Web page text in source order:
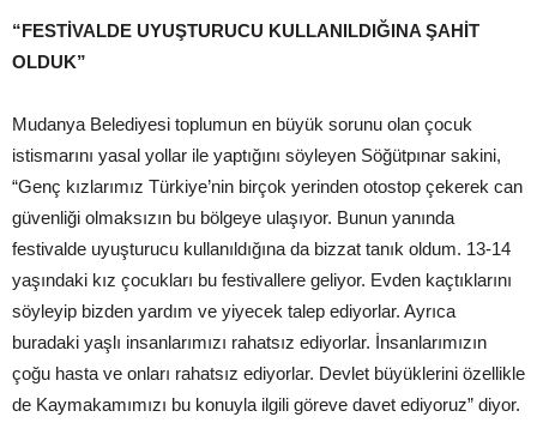
“FESTİVALDE UYUŞTURUCU KULLANILDIĞINA ŞAHİT
OLDUK”
Mudanya Belediyesi toplumun en büyük sorunu olan çocuk
istismarını yasal yollar ile yaptığını söyleyen Söğütpınar sakini,
“Genç kızlarımız Türkiye’nin birçok yerinden otostop çekerek can
güvenliği olmaksızın bu bölgeye ulaşıyor. Bunun yanında
festivalde uyuşturucu kullanıldığına da bizzat tanık oldum. 13-14
yaşındaki kız çocukları bu festivallere geliyor. Evden kaçtıklarını
söyleyip bizden yardım ve yiyecek talep ediyorlar. Ayrıca
buradaki yaşlı insanlarımızı rahatsız ediyorlar. İnsanlarımızın
çoğu hasta ve onları rahatsız ediyorlar. Devlet büyüklerini özellikle
de Kaymakamımızı bu konuyla ilgili göreve davet ediyoruz” diyor.